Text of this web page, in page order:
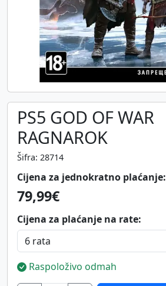
PS5 GOD OF WAR
RAGNAROK
Šifra: 28714
Cijena za jednokratno plaćanje:
79,99€
Cijena za plaćanje na rate:
Raspoloživo odmah